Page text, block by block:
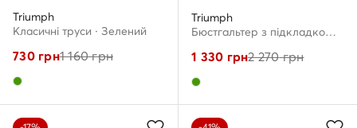
Triumph
Класичні труси · Зелений
730грн1 160грн
Triumph
Бюстгальтер з підкладкою · Зелений
1 330 грн2 270грн